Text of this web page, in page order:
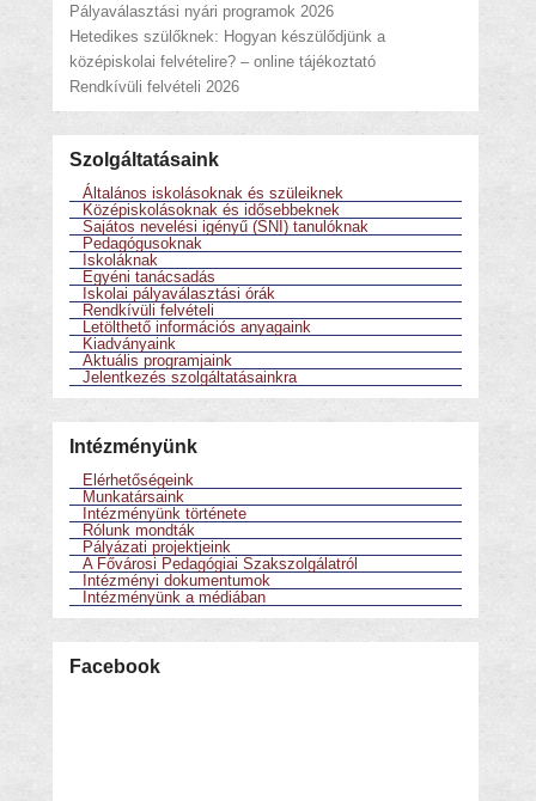
Pályaválasztási nyári programok 2026
Hetedikes szülőknek: Hogyan készülődjünk a
középiskolai felvételire? – online tájékoztató
Rendkívüli felvételi 2026
Szolgáltatásaink
Általános iskolásoknak és szüleiknek
Középiskolásoknak és idősebbeknek
Sajátos nevelési igényű (SNI) tanulóknak
Pedagógusoknak
Iskoláknak
Egyéni tanácsadás
Iskolai pályaválasztási órák
Rendkívüli felvételi
Letölthető információs anyagaink
Kiadványaink
Aktuális programjaink
Jelentkezés szolgáltatásainkra
Intézményünk
Elérhetőségeink
Munkatársaink
Intézményünk története
Rólunk mondták
Pályázati projektjeink
A Fővárosi Pedagógiai Szakszolgálatról
Intézményi dokumentumok
Intézményünk a médiában
Facebook